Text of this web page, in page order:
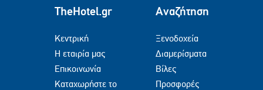
TheHotel.gr
Κεντρική
Η εταιρία μας
Επικοινωνία
Καταχωρήστε το
Αναζήτηση
Ξενοδοχεία
Διαμερίσματα
Βίλες
Προσφορές